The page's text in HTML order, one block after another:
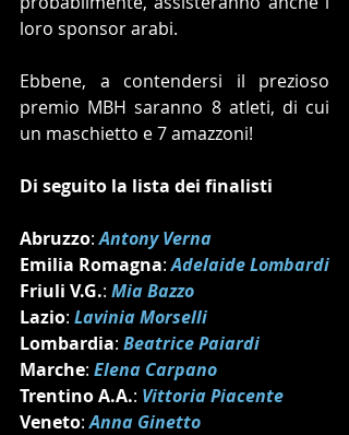
loro sponsor arabi.
Ebbene, a contendersi il prezioso
premio MBH saranno 8 atleti, di cui
un maschietto e 7 amazzoni!
Di seguito la lista dei finalisti
Abruzzo: Antony Verna
Emilia Romagna:
Friuli V.G.: Mia Bazzo
Lazio: Lavinia Morselli
Lombardia: Beatrice Paiardi
Marche: Elena Carpano
Trentino A.A.: Vittoria Piacente
Veneto: Anna Ginetto